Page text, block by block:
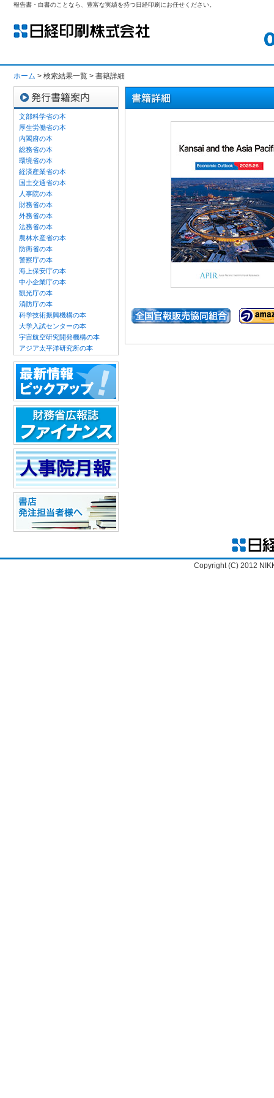
報告書・白書のことなら、豊富な実績を持つ日経印刷にお任せください。
ホーム > 検索結果一覧 > 書籍詳細
文部科学省の本
厚生労働省の本
内閣府の本
総務省の本
環境省の本
経済産業省の本
国土交通省の本
人事院の本
財務省の本
外務省の本
法務省の本
農林水産省の本
防衛省の本
警察庁の本
海上保安庁の本
中小企業庁の本
観光庁の本
消防庁の本
科学技術振興機構の本
大学入試センターの本
宇宙航空研究開発機構の本
アジア太平洋研究所の本
Copyright (C) 2012